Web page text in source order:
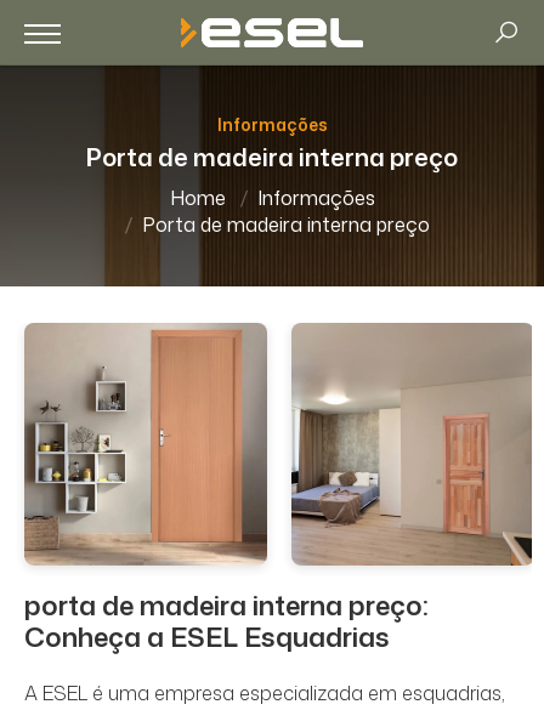
Informações
Porta de madeira interna preço
Home
Informações
Porta de madeira interna preço
porta de madeira interna preço:
Conheça a ESEL Esquadrias
A ESEL é uma empresa especializada em esquadrias,